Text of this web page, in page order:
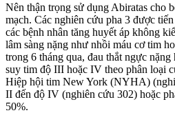
Nên thận trọng sử dụng Abiratas cho
mạch. Các nghiên cứu pha 3 được
các bệnh nhân tăng huyết áp không
lâm sàng nặng như nhồi máu cơ tim
trong 6 tháng qua, đau thắt ngực
suy tim độ III hoặc IV theo phân loại
Hiệp hội tim New York (NYHA)
II đến độ IV (nghiên cứu 302) hoặc
50%.